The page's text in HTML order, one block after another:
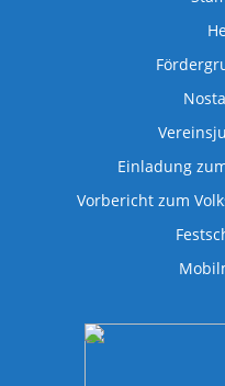
Einladung
Vorbericht zum